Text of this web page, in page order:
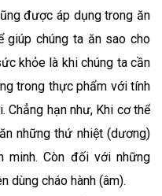
được áp dụng trong ăn
giúp chúng ta ăn sao cho
khỏe là khi chúng ta cần
trong thực phẩm với tính
Chẳng hạn như, Khi cơ thể
những thứ nhiệt (dương)
minh. Còn đối với những
dùng cháo hành (âm).